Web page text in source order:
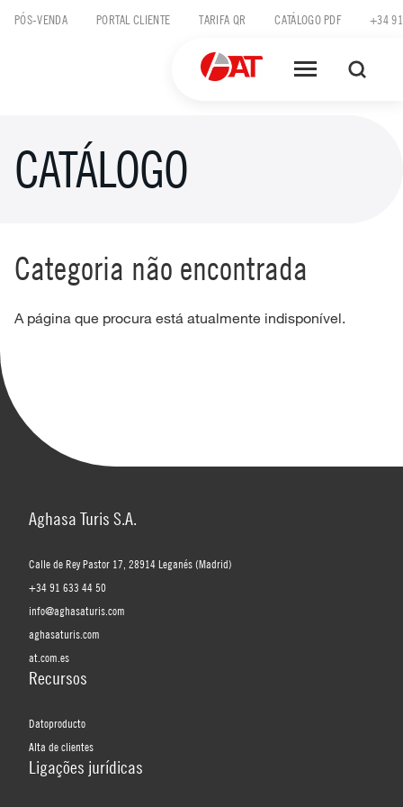
SkipPÓS-VENDA PORTAL CLIENTE TARIFA QR CATÁLOGO PDF +34
CATÁLOGO
Categoria não encontrada
A página que procura está atualmente indisponível.
Aghasa Turis S.A.
Calle de Rey Pastor 17, 28914 Leganés (Madrid)
+34 91 633 44 50
info@aghasaturis.com
aghasaturis.com
at.com.es
Recursos
Datoproducto
Alta de clientes
Ligações jurídicas